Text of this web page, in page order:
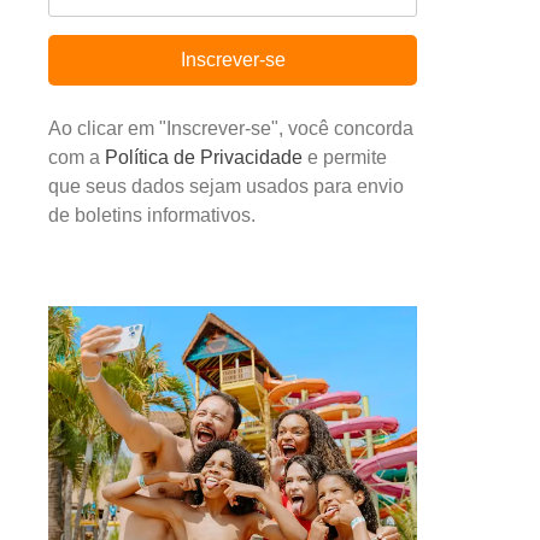
Inscrever-se
Ao clicar em "Inscrever-se", você concorda
com a Política de Privacidade e permite
que seus dados sejam usados para envio
de boletins informativos.